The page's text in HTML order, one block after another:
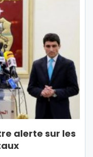
alerte sur les